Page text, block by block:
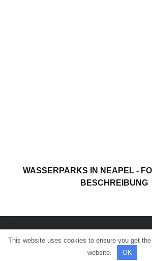
WASSERPARKS IN NEAPEL -
BESCHREIBUNG
© Alle Rechte
This website uses cookies to ensure you get
website.
OK